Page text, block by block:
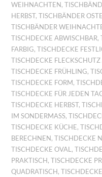
WEIHNACHTEN,
HERBST,TISCHBÄNDER
TISCHBÄNDER
TISCHDECKE ABWISCHBAR,
FARBIG,TISCHDECKE
TISCHDECKE
TISCHDECKE FRÜHLING,
TISCHDECKE FORM,
TISCHDECKE FÜR JEDEN
TISCHDECKE HERBST,
IM SONDERMASS ,
TISCHDECKE KÜCHE,
ERECHNEN
,TISCHDECKE
TISCHDECKE OVAL ,
PRAKTISCH,TISCHDECKE
QUADRATISCH,